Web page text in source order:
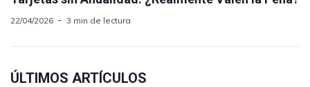
22/04/2026 3 min de lectura
ÚLTIMOS ARTÍCULOS